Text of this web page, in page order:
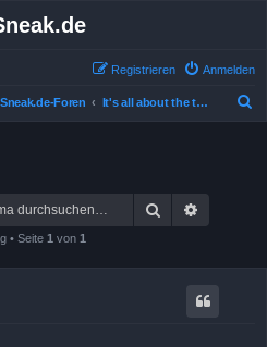
Anmelden
Registrieren
Foren It's all about the trailers!
Suche
• Seite 1 von 1